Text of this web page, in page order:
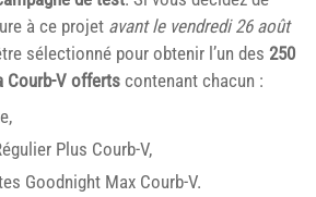
à ce projet avant le vendredi 26 août
sélectionné pour obtenir l’un des 250
Courb-V offerts contenant chacun :
Plus Courb-V,
Goodnight Max Courb-V.